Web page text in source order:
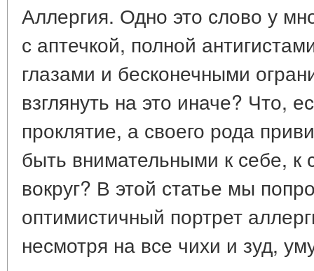
Аллергия. Одно это слово у
с аптечкой, полной
глазами и бесконечными
взглянуть на это иначе? Что,
проклятие, а своего рода
быть внимательными к себе, к
вокруг? В этой статье мы
оптимистичный портрет
несмотря на все чихи и зуд,